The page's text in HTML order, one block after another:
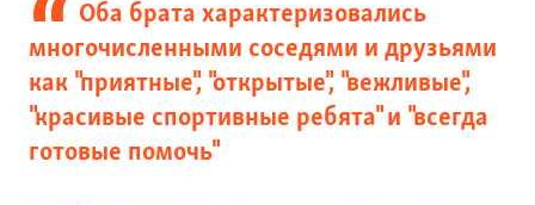
Оба брата характеризовались
многочисленными соседями и друзьями
как "приятные", "открытые", "вежливые",
"красивые спортивные ребята" и "всегда
готовые помочь"